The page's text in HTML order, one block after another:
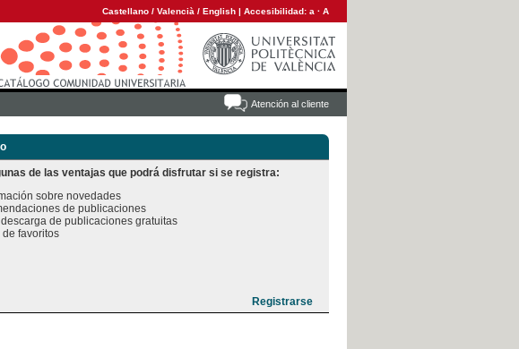
Castellano / Valencià / English | Accesibilidad: a · A
Atención al cliente
de las ventajas que podrá disfrutar si se registra:
sobre novedades
de publicaciones
de publicaciones gratuitas